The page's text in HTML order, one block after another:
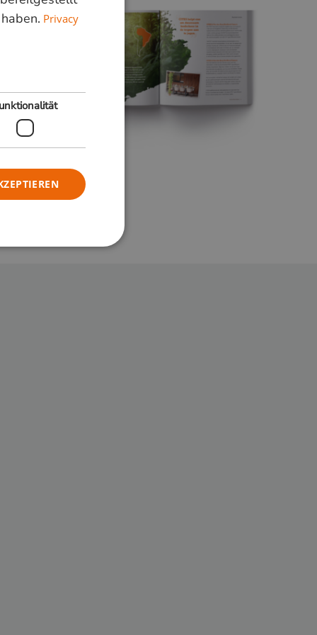
Privacy
zu